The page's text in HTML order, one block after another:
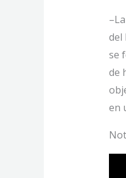
del
se
de
en